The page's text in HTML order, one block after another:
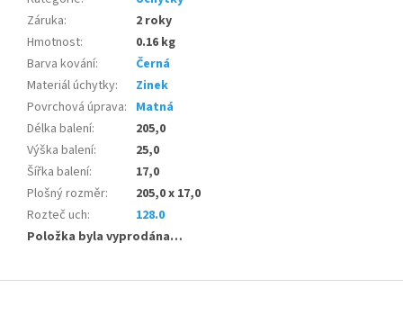
Záruka:
2 roky
Hmotnost:
0.16 kg
Barva kování:
Černá
Materiál úchytky:
Zinek
Povrchová úprava: Matná
Délka balení:
205,0
Výška balení:
25,0
Šířka balení:
17,0
Plošný rozměr:
205,0 x 17,0
Rozteč uch:
128.0
Položka byla vyprodána…